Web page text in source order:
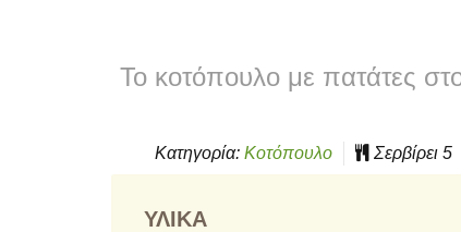
Το κοτόπουλο με πατάτες
Κατηγορία: Κοτόπουλο Σερβίρει 5
ΥΛΙΚΆ